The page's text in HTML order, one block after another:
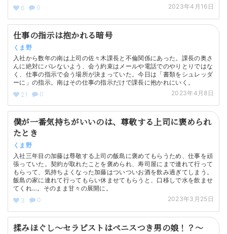
6
0 2023年4月16日
仕事の指示は抱かれる暗号
くま野
入社から数年の南は上司の佐々木課長と不倫関係にあった。課長の奥さ
んに絶対にバレないよう、会う約束はメールや電話でのやりとりではな
く、仕事の指示で会う場所が決まっていた。今日は「書類をシュレッダ
ーに」の指示。南はその仕事の指示だけで課長に抱かれにいく。
21
0 2023年4月8日
僕が一番気持ちがいいのは、尊敬する上司に褒められ
たとき
くま野
入社三年目の加藤は尊敬する上司の飯島に褒めてもらうため、仕事を頑
張っていた。契約が取れたことを褒められ、寿司屋にまで連れて行って
もらって、気持ちよくなった加藤はついついお酒を飲み過ぎてしまう。
飯島の家に連れて行ってもらい休ませてもらうと、口移しで水を飲ませ
てくれ…。そのまま甘々の展開に。
3
0 2023年3月25日
揉みほぐし～セラピストはペニスつき男の娘！？～